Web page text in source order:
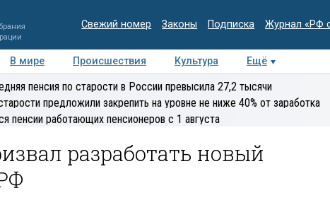
Свежий номер Законы Подписка Журнал «РФ
В мире Происшествия Культура Ещё
Медиацентр Интервью Колумнисты
пенсия по старости в России превысила 27,2 тысячи
предложили закрепить на уровне не ниже 40% от заработка
пенсии работающих пенсионеров с 1 августа
разработать новый